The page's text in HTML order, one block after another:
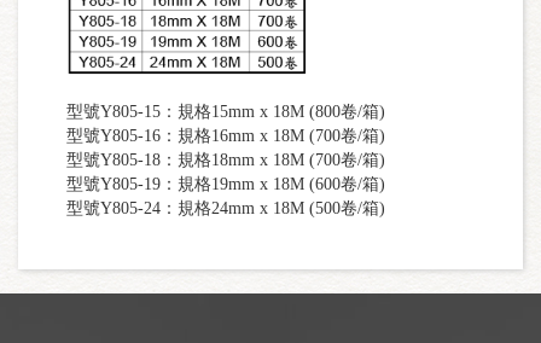
型號Y805-15：規格15mm x 18M (800卷/箱)
型號Y805-16：規格16mm x 18M (700卷/箱)
型號Y805-18：規格18mm x 18M (700卷/箱)
型號Y805-19：規格19mm x 18M (600卷/箱)
型號Y805-24：規格24mm x 18M (500卷/箱)